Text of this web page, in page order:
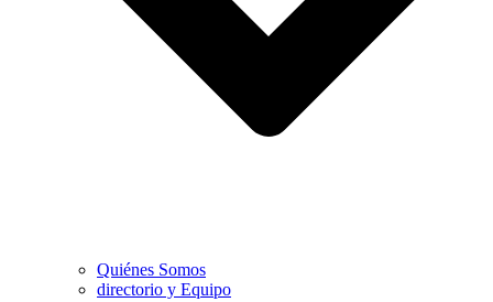
Quiénes Somos
directorio y Equipo